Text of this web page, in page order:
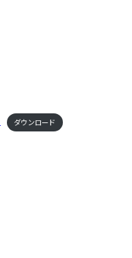
ダウンロード